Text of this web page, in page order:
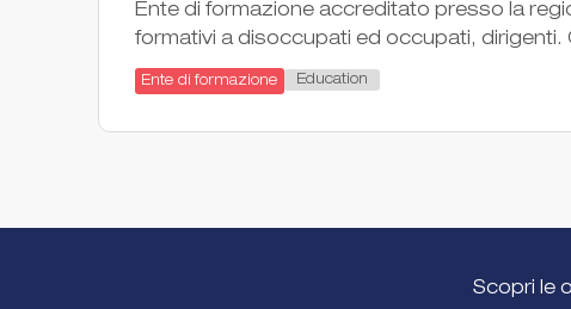
Ente di formazione accreditato presso la
formativi a disoccupati ed occupati, dirigenti.
Ente di formazione Education
Scopri le